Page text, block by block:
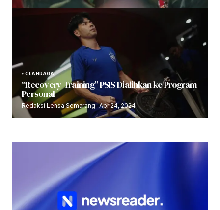
OLAHRAGA
“Recovery Training” PSIS Dialihkan ke Program
Personal
Redaksi Lensa Semarang Apr 24, 2024